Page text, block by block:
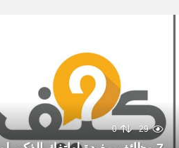
29
0